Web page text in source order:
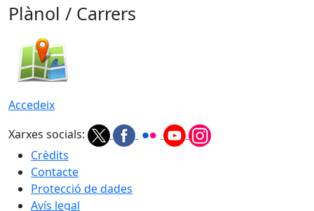
Plànol / Carrers
Accedeix
Xarxes socials:
Crèdits
Contacte
Protecció de dades
Avís legal